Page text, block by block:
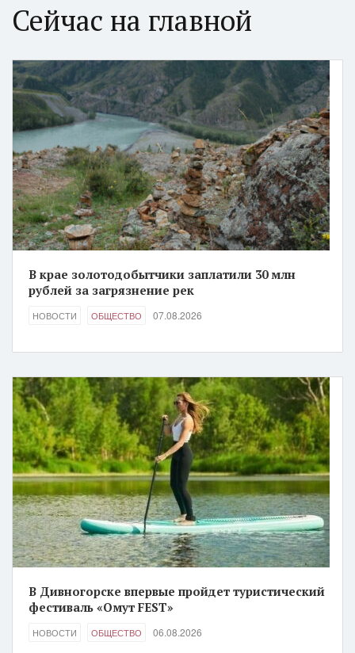
Сейчас на главной
В крае золотодобытчики заплатили 30 млн
рублей за загрязнение рек
НОВОСТИ ОБЩЕСТВО 07.08.2026
В Дивногорске впервые пройдет туристический
фестиваль «Омут FEST»
НОВОСТИ ОБЩЕСТВО 06.08.2026